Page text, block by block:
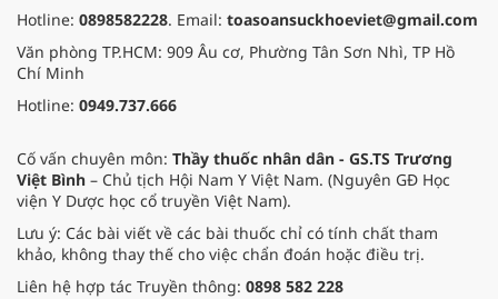
Hotline: 0898582228. Email: toasoansuckhoeviet@gmail.com
Văn phòng TP.HCM: 909 Âu cơ, Phường Tân Sơn Nhì, TP Hồ
Chí Minh
Hotline: 0949.737.666
Cố vấn chuyên môn: Thầy thuốc nhân dân - GS.TS Trương
Việt Bình – Chủ tịch Hội Nam Y Việt Nam. (Nguyên GĐ Học
viện Y Dược học cổ truyền Việt Nam).
Lưu ý: Các bài viết về các bài thuốc chỉ có tính chất tham
khảo, không thay thế cho việc chẩn đoán hoặc điều trị.
Liên hệ hợp tác Truyền thông: 0898 582 228